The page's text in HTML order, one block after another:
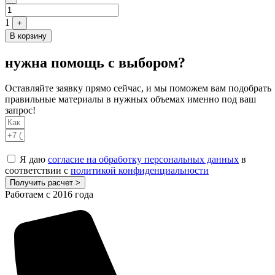
1
+
В корзину
нужна помощь с выбором?
Оставляйте заявку прямо сейчас, и мы поможем вам подобрать
правильные материалы в нужных объемах именно под ваш
запрос!
Я даю согласие на обработку персональных данных в
соответствии с политикой конфиденциальности
Получить расчет >
Работаем с 2016 года